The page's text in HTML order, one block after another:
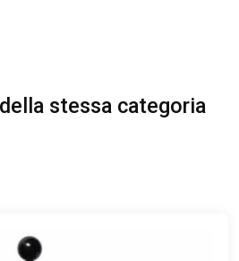
stessa categoria